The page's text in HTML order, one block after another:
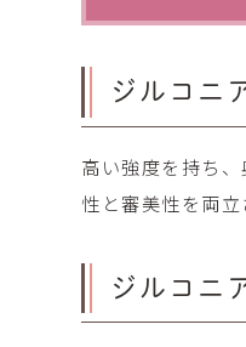
ジルコニ
高い強度を持ち
性と審美性を両
ジルコニ